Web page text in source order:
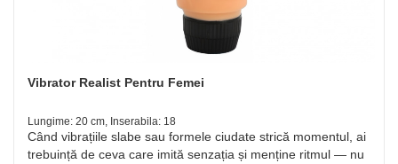
Vibrator Realist Pentru Femei
Lungime: 20 cm, Inserabila: 18
Când vibrațiile slabe sau formele ciudate strică momentul, ai
trebuință de ceva care imită senzația și menține ritmul — nu